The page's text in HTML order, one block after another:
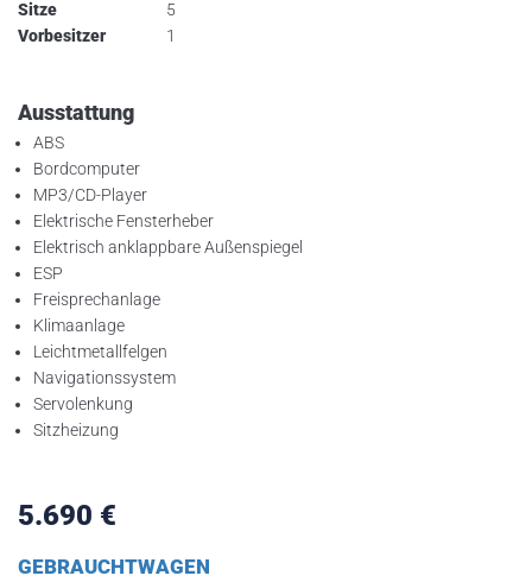
Sitze
5
Vorbesitzer
1
Ausstattung
ABS
Bordcomputer
MP3/CD-Player
Elektrische Fensterheber
Elektrisch anklappbare Außenspiegel
ESP
Freisprechanlage
Klimaanlage
Leichtmetallfelgen
Navigationssystem
Servolenkung
Sitzheizung
5.690 €
GEBRAUCHTWAGEN